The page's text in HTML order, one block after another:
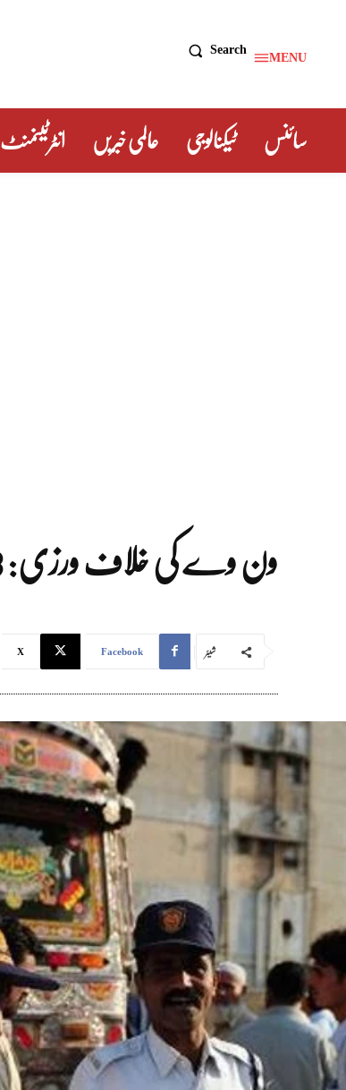
MENU
Search
سائنس ٹیکنالوجی عالمی خبریں انٹرٹینمنٹ
ون وے کی خلاف ورزی: 193 ڈرائیور گرفتار، 163 ایف آئی آرز درج اور 11 لاکھ روپے کے جرمانے
شیئر Facebook
X